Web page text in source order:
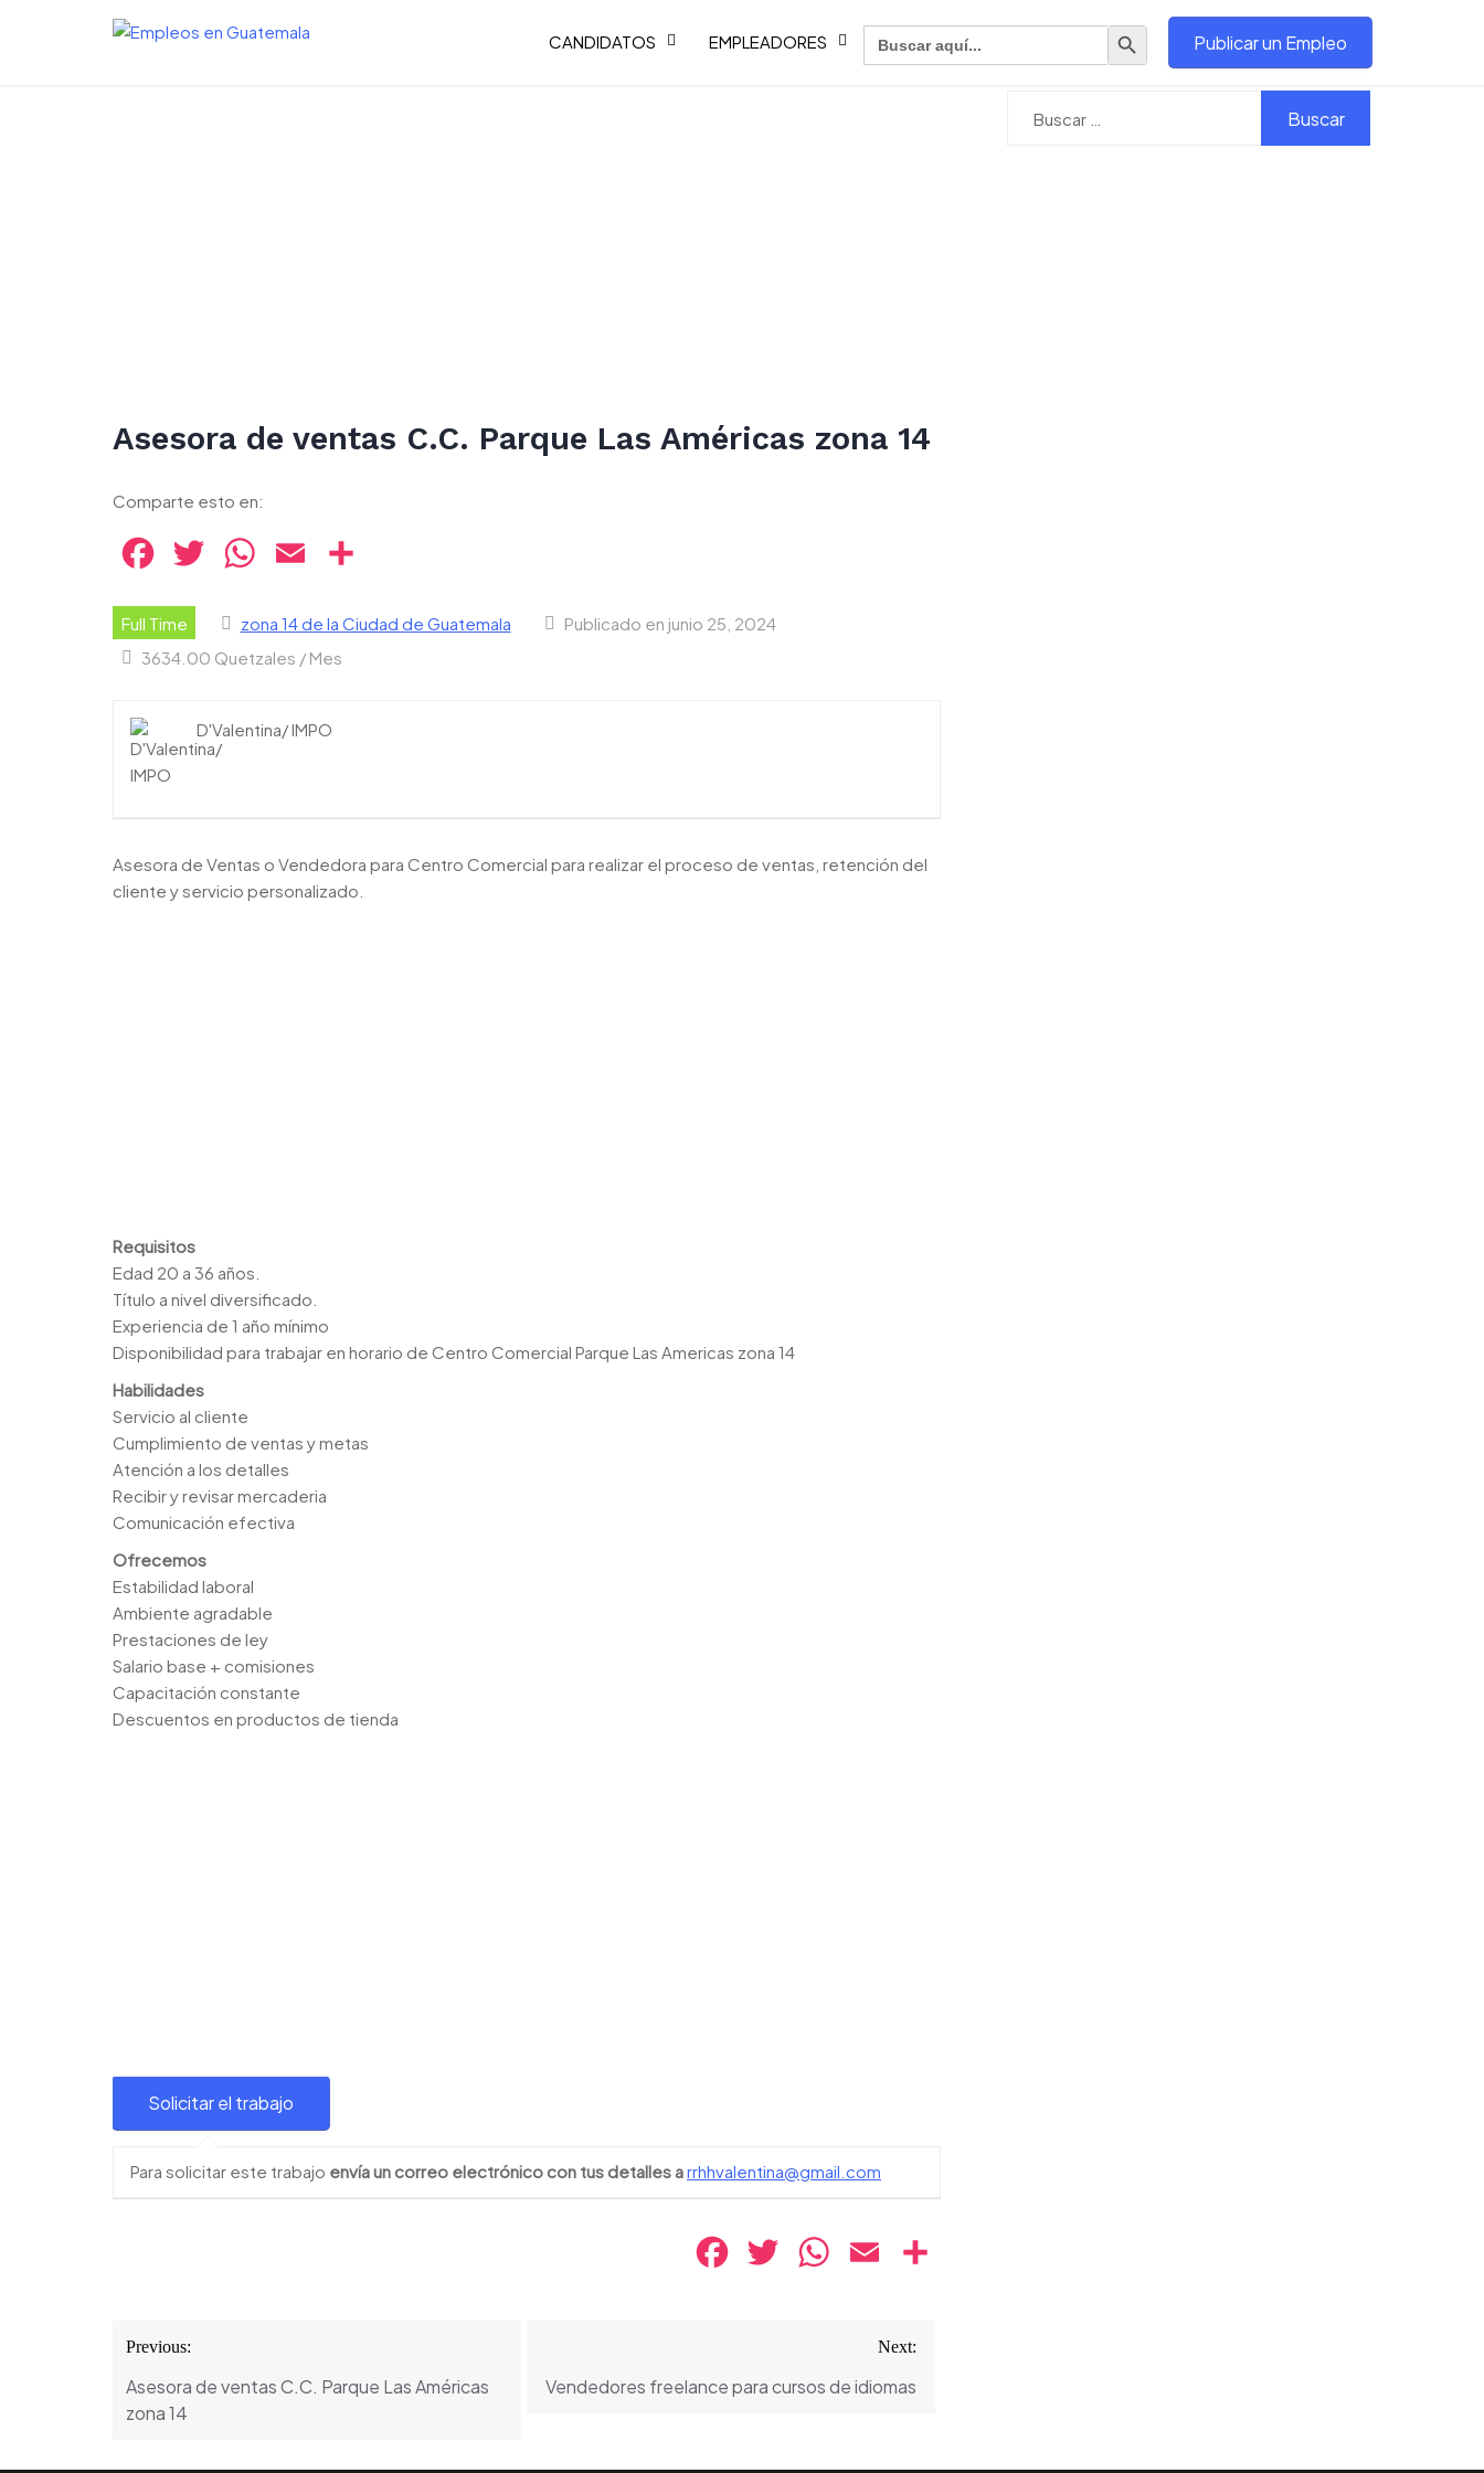
CANDIDATOS EMPLEADORES Buscar:
Botón de búsqueda
Publicar un Empleo
Asesora de ventas C.C. Parque Las Américas zona 14
Comparte esto en:
Facebook
Twitter WhatsApp
Email
Full Time zona 14 de la Ciudad de Guatemala
Publicado en junio 25, 2024
3634.00 Quetzales / Mes
D'Valentina/ IMPO
Asesora de Ventas o Vendedora para Centro Comercial para realizar el proceso de ventas, retención del
cliente y servicio personalizado.
Requisitos
Edad 20 a 36 años.
Título a nivel diversificado.
Experiencia de 1 año mínimo
Disponibilidad para trabajar en horario de Centro Comercial Parque Las Americas zona 14
Habilidades
Servicio al cliente
Cumplimiento de ventas y metas
Atención a los detalles
Recibir y revisar mercaderia
Comunicación efectiva
Ofrecemos
Estabilidad laboral
Ambiente agradable
Prestaciones de ley
Salario base + comisiones
Capacitación constante
Descuentos en productos de tienda
Para solicitar este trabajo envía un correo electrónico con tus detalles arrhhvalentina@gmail.com
Facebook
Twitter WhatsApp
Email
Navegación
de
entradas
Previous:
Asesora de ventas C.C. Parque Las Américas
zona 14
Next:
Vendedores freelance para cursos de idiomas